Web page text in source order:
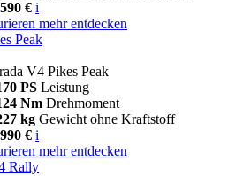
€ i
mehr entdecken
Peak
V4 Pikes Peak
PS Leistung
Nm Drehmoment
kg Gewicht ohne Kraftstoff
€ i
mehr entdecken
Rally